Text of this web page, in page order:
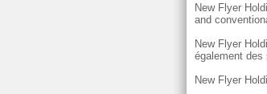
New Flyer
and
New Flyer
également des
New Flyer